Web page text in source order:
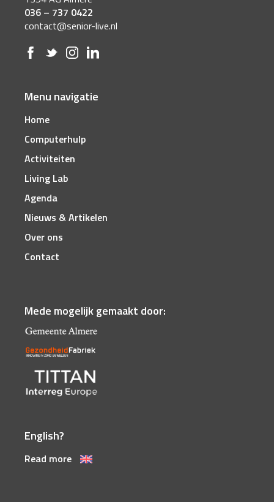
036 – 737 0422
contact@senior-live.nl
Menu navigatie
Home
Computerhulp
Activiteiten
Living Lab
Agenda
Nieuws & Artikelen
Over ons
Contact
Mede mogelijk gemaakt door:
English?
Read more